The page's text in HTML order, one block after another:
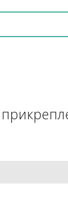
с